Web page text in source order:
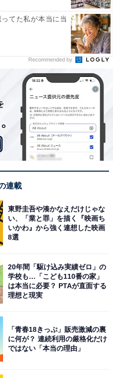
なったようです。
を楽しむ（東京）
慣はありませんが、子ども
祖父母の家に行ってしま
かったりと、年末年始特
ました。ずっと江戸っ子
もより空いている街中を楽
女性）」
、歩くと気持ちいいですよ
ささやかな楽しみといった
てた私が本当に当
Recommended by
連載
東野圭吾や湊かなえだけじゃな
い、「業と罪」を描く『映画ち
いかわ』から強く連想した映画
8選
20年間「駆け込み実績ゼロ」の
学校も…「こども110番の家」
は本当に必要？ PTAが直面する
理想と現実
「青春18きっぷ」販売激減の裏
に何が？ 連続利用の厳格化だけ
ではない「本当の理由」